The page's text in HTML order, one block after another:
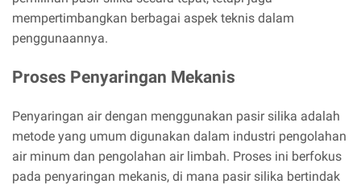
mempertimbangkan berbagai aspek teknis dalam
penggunaannya.
Proses Penyaringan Mekanis
Penyaringan air dengan menggunakan pasir silika adalah
metode yang umum digunakan dalam industri pengolahan
air minum dan pengolahan air limbah. Proses ini berfokus
pada penyaringan mekanis, di mana pasir silika bertindak